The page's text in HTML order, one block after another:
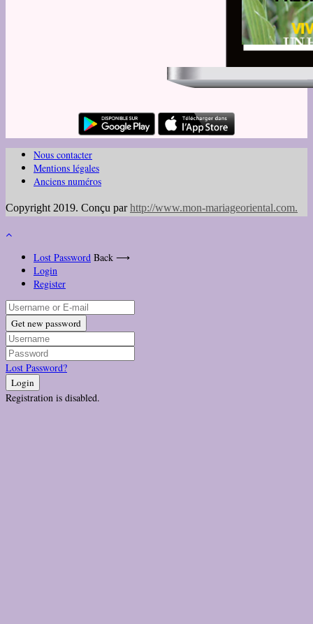
Nous contacter
Mentions légales
Anciens numéros
Copyright 2019. Conçu parhttp://www.mon-mariageoriental.com.
Lost Password Back ⟶
Login
Register
Get new password
Lost Password?
Login
Registration is disabled.